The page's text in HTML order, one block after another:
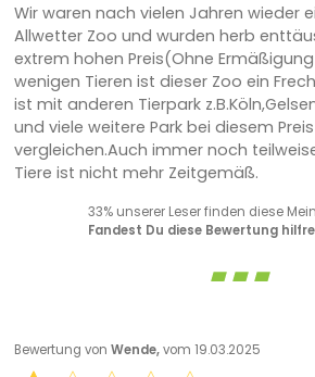
Wir waren nach vielen Jahren wieder
Allwetter Zoo und wurden herb
extrem hohen Preis(Ohne
wenigen Tieren ist dieser Zoo ein
ist mit anderen Tierpark
und viele weitere Park bei diesem
vergleichen.Auch immer noch
Tiere ist nicht mehr Zeitgemäß.
33% unserer Leser finden diese
Fandest Du diese Bewertung
Bewertung von Wende,vom 19.03.2025